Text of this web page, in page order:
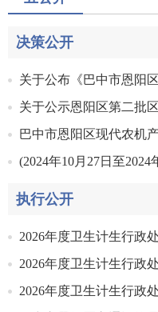
决策公开
执行公开
2026年度卫生计生行政
2026年度卫生计生行政
2026年度卫生计生行政